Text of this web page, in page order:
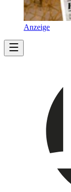
Anzeige